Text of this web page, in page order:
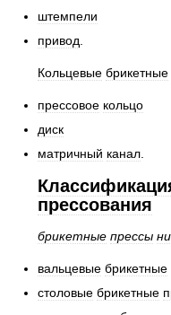
штемпели
привод
Кольцевые брикетные
прессовое кольцо
диск
матричный канал
прессования
брикетные прессы
вальцевые брикетные
столовые брикетные